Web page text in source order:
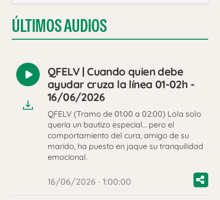
ÚLTIMOS AUDIOS
Reproducir
audio
QFELV | Cuando quien debe
ayudar cruza la línea 01-02h -
16/06/2026
QFELV (Tramo de 01:00 a 02:00) Lola solo
quería un bautizo especial… pero el
comportamiento del cura, amigo de su
marido, ha puesto en jaque su tranquilidad
emocional.
16/06/2026 · 1:00:00